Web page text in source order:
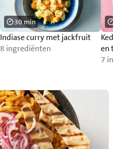
Indiase curry met jackfruit
8 ingrediënten
30 min
en
7